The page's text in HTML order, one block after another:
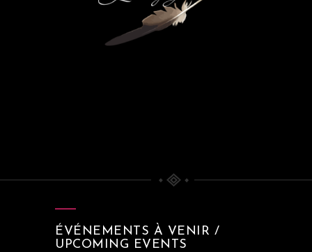
ÉVÉNEMENTS À VENIR /
UPCOMING EVENTS